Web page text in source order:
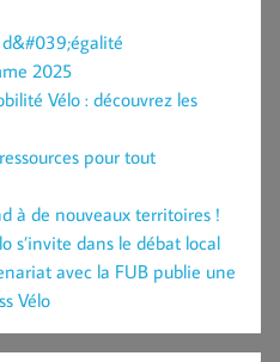
2025
Vélo : découvrez les
pour tout
à de nouveaux territoires !
s’invite dans le débat local
avec la FUB publie une
Vélo